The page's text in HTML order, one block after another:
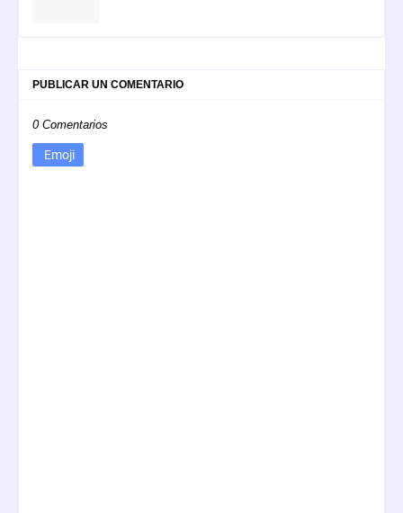
PUBLICAR UN COMENTARIO
0 Comentarios
Emoji